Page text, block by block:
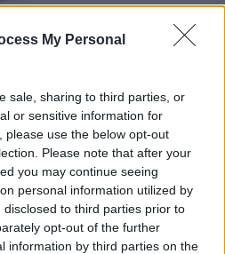
My Personal
sale, sharing to third parties, or
or sensitive information for
please use the below opt-out
Please note that after your
you may continue seeing
personal information utilized by
to third parties prior to
opt-out of the further
information by third parties on the
aurului: Alb
2.00 g
(central)/ 0.10 ct (celelalte)
aur: 18K
culoare G, claritate VS